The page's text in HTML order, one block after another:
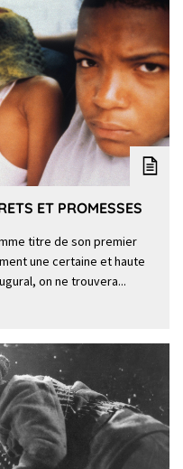
ET PROMESSES
titre de son premier
une certaine et haute
on ne trouvera...